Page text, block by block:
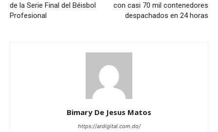
de la Serie Final del Béisbol
Profesional
con casi 70 mil contenedores
despachados en 24 horas
Bimary De Jesus Matos
https://ardigital.com.do/